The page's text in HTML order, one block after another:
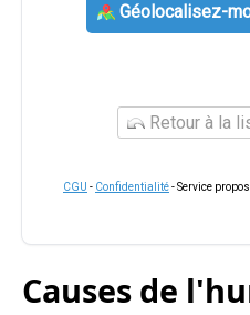
Géolocalisez-
Retour à la
CGU - Confidentialité- Service
Causes de